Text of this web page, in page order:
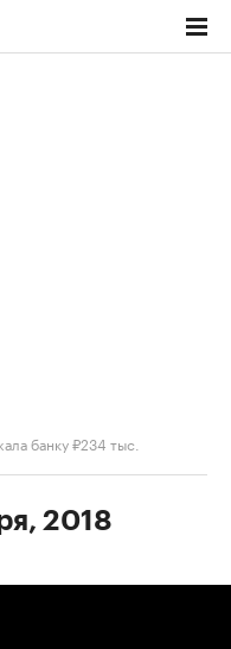
банку ₽234 тыс.
2018